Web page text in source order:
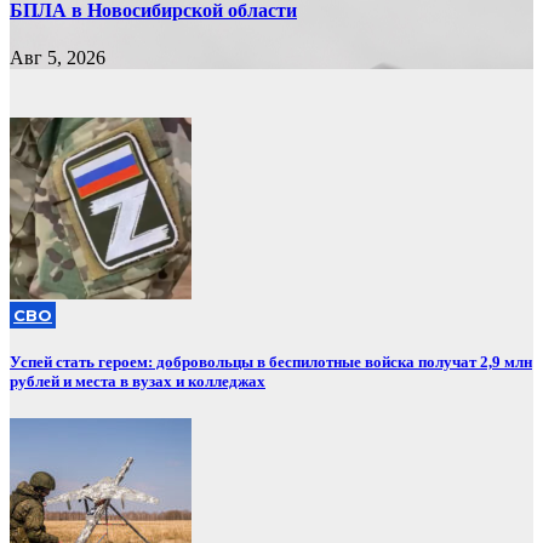
БПЛА в Новосибирской области
Авг 5, 2026
СВО
Успей стать героем: добровольцы в беспилотные войска получат 2,9 млн
рублей и места в вузах и колледжах